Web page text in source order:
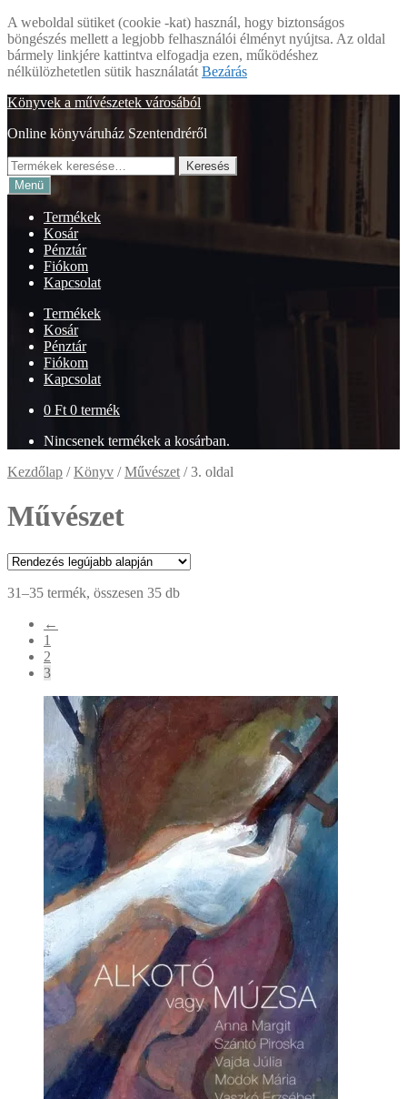
A weboldal sütiket (cookie -kat) használ, hogy biztonságos
böngészés mellett a legjobb felhasználói élményt nyújtsa. Az oldal
bármely linkjére kattintva elfogadja ezen, működéshez
nélkülözhetetlen sütik használatát Bezárás
Ugrás
navigációhoz
Kilépés
tartalomba
Könyvek a művészetek városából
Online könyváruház Szentendréről
Keresés
a
következőre:
Keresés
Menü
Termékek
Kosár
Pénztár
Fiókom
Kapcsolat
Termékek
Kosár
Pénztár
Fiókom
Kapcsolat
0 Ft 0 termék
Nincsenek termékek a kosárban.
Kezdőlap /Könyv /Művészet /3. oldal
Művészet
31–35 termék, összesen 35 dbSorted
←
1
2
3